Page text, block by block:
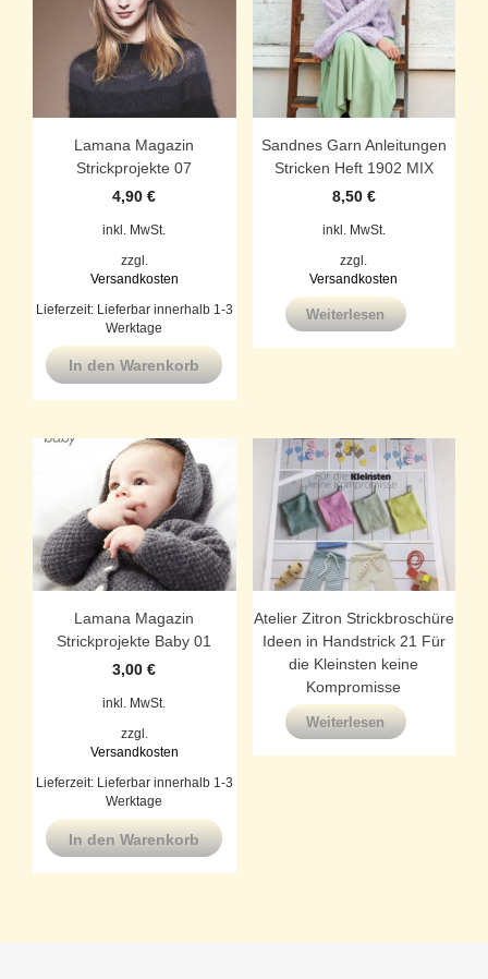
Lamana Magazin
Strickprojekte 07
4,90€
inkl. MwSt.
zzgl.
Versandkosten
Lieferzeit:
Lieferbar innerhalb 1-3
Werktage
In den Warenkorb
Sandnes Garn Anleitungen
Stricken Heft 1902 MIX
8,50 €
inkl. MwSt.
zzgl.
Versandkosten
Weiterlesen
Lamana Magazin
Strickprojekte Baby 01
3,00€
inkl. MwSt.
zzgl.
Versandkosten
Lieferzeit:
Lieferbar innerhalb 1-3
Werktage
In den Warenkorb
Atelier Zitron Strickbroschüre
Ideen in Handstrick 21 Für
die Kleinsten keine
Kompromisse
Weiterlesen